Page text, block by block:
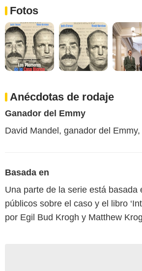
Fotos
Anécdotas de rodaje
Ganador del Emmy
David Mandel, ganador del
Basada en
Una parte de la serie está basada
públicos sobre el caso y el libro
por Egil Bud Krogh y Matthew